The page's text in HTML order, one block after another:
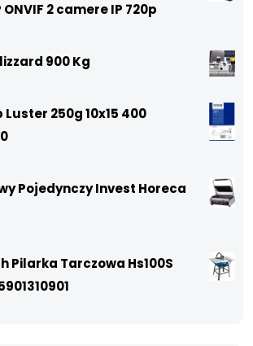
ONVIF 2 camere IP 720p
900 Kg
Luster 250g 10x15 400
Pojedynczy Invest Horeca
Pilarka Tarczowa Hs100S